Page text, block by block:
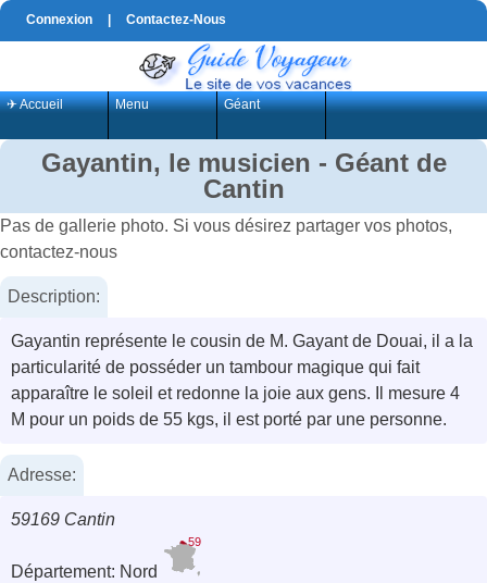
Connexion Contactez-Nous
✈ Accueil Menu Géant
Gayantin, le musicien - Géant de
Cantin
Pas de gallerie photo. Si vous désirez partager vos photos,
contactez-nous
Description:
Gayantin représente le cousin de M. Gayant de Douai, il a la
particularité de posséder un tambour magique qui fait
apparaître le soleil et redonne la joie aux gens. Il mesure 4
M pour un poids de 55 kgs, il est porté par une personne.
Adresse:
59169 Cantin
Département: Nord
59